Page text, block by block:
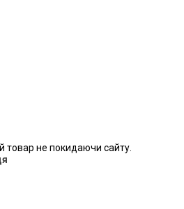
товар не покидаючи сайту.